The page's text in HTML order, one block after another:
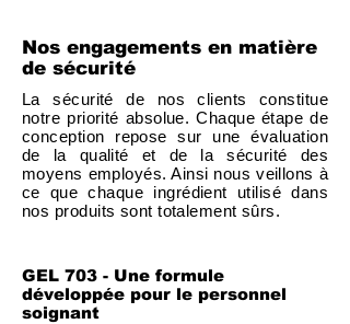
Nos engagements en matière
de sécurité
La sécurité de nos clients constitue
notre priorité absolue. Chaque étape de
conception repose sur une évaluation
de la qualité et de la sécurité des
moyens employés. Ainsi nous veillons à
ce que chaque ingrédient utilisé dans
nos produits sont totalement sûrs.
GEL 703 - Une formule
développée pour le personnel
soignant